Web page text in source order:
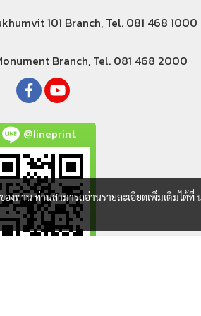
101 Branch, Tel. 081 468 1000
Branch, Tel. 081 468 2000
@lineprint
งท่าน ท่านสามารถอ่านรายละเอียดเพิ่มเติมได้ที่